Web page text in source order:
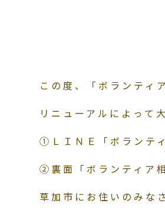
この度、「ボランティ
リニューアルによって
①ＬＩＮＥ「ボランテ
②裏面「ボランティア
草加市にお住いのみな